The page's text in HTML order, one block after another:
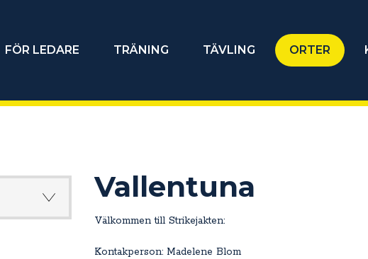
FÖR LEDARE TRÄNING TÄVLING ORTER
Vallentuna
Välkommen till Strikejakten:
Kontakperson: Madelene Blom